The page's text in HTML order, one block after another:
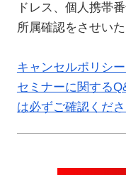
ドレス、個人携帯
所属確認をさせい
キャンセルポリシ
セミナーに関する
は必ずご確認くださ